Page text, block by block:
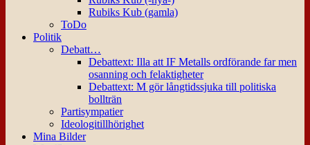
Rubiks Kub (gamla)
ToDo
Politik
Debatt…
Debattext: Illa att IF Metalls ordförande far men
osanning och felaktigheter
Debattext: M gör långtidssjuka till politiska
bollträn
Partisympatier
Ideologitillhörighet
Mina Bilder